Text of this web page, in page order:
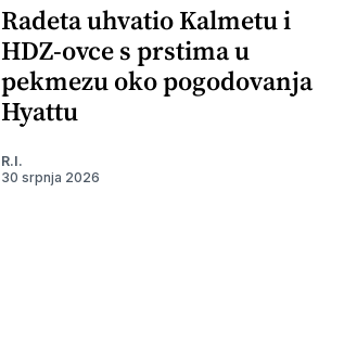
Radeta uhvatio Kalmetu i
HDZ-ovce s prstima u
pekmezu oko pogodovanja
Hyattu
R.I.
30 srpnja 2026